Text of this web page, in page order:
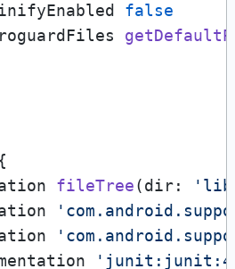
false
fileTree(dir: